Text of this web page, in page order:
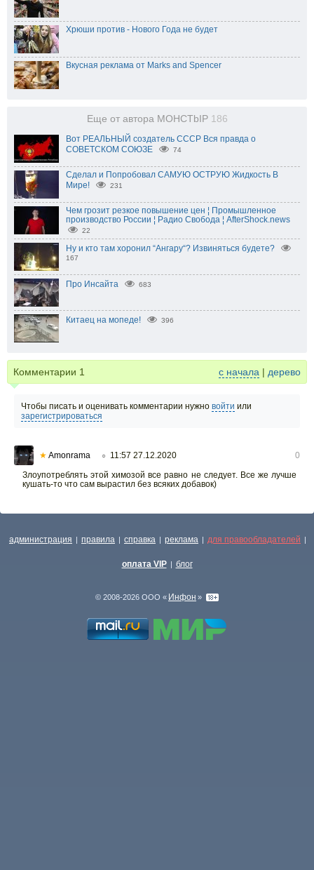
Хрюши против - Нового Года не будет
Вкусная реклама от Marks and Spencer
Еще от автора MOHCTbIP 186
Вот РЕАЛЬНЫЙ создатель СССР Вся правда о
СОВЕТСКОМ СОЮЗЕ
74
Сделал и Попробовал САМУЮ ОСТРУЮ Жидкость В
Мире!
231
Чем грозит резкое повышение цен ¦ Промышленное
производство России ¦ Радио Свобода ¦ AfterShock.news
22
Ну и кто там хоронил “Ангару“? Извиняться будете?
167
Про Инсайта 683
Китаец на мопеде! 396
Комментарии 1 с начала | дерево
Чтобы писать и оценивать комментарии нужно войти или
зарегистрироваться
★ Amonrama ○ 11:57 27.12.2020
0
Злоупотреблять этой химозой все равно не следует. Все же лучше
кушать-то что сам вырастил без всяких добавок)
администрация | правила | справка | реклама | для правообладателей |
оплата VIP | блог
© 2008-2026 ООО « Инфон »